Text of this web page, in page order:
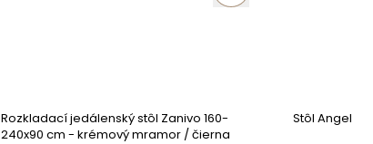
Rozkladací jedálenský stôl Zanivo 160-
240x90 cm - krémový mramor / čierna
Stôl Angel